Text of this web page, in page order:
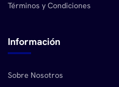
Términos y Condiciones
Información
Sobre Nosotros